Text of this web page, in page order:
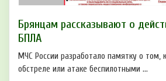
Брянцам рaссказывают о
БПЛA
МЧС России разработало памятку о том,
обстреле или атаке беспилотными ...